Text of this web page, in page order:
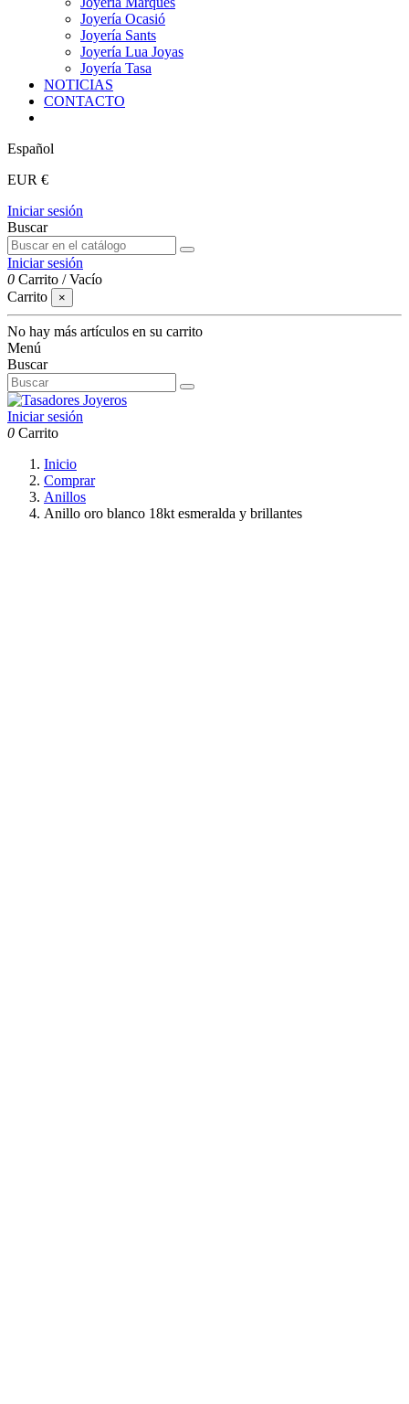
Joyería Ocasió
Joyería Sants
Joyería Lua Joyas
Joyería Tasa
NOTICIAS
CONTACTO
Español
EUR €
Iniciar sesión
Buscar
Iniciar sesión
0 Carrito /Vacío
Carrito
×
No hay más artículos en su carrito
Menú
Buscar
Iniciar sesión
0 Carrito
Inicio
Comprar
Anillos
Anillo oro blanco 18kt esmeralda y brillantes